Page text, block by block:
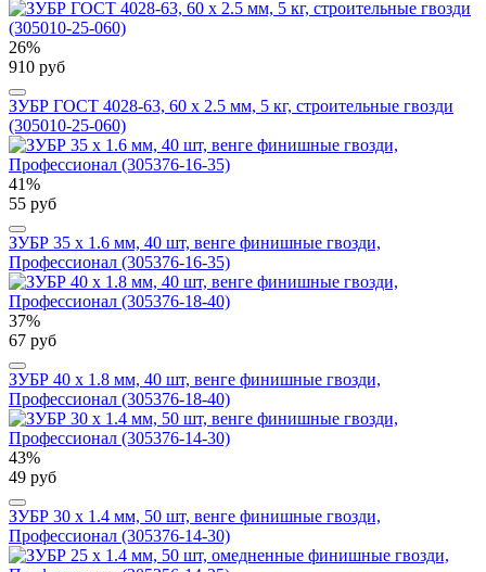
26%
910 руб
ЗУБР ГОСТ 4028-63, 60 x 2.5 мм, 5 кг, строительные гвозди
(305010-25-060)
41%
55 руб
ЗУБР 35 x 1.6 мм, 40 шт, венге финишные гвозди,
Профессионал (305376-16-35)
37%
67 руб
ЗУБР 40 x 1.8 мм, 40 шт, венге финишные гвозди,
Профессионал (305376-18-40)
43%
49 руб
ЗУБР 30 x 1.4 мм, 50 шт, венге финишные гвозди,
Профессионал (305376-14-30)